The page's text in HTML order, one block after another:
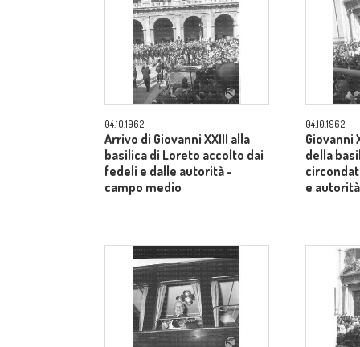
04.10.1962
Arrivo di Giovanni XXIII alla
basilica di Loreto accolto dai
fedeli e dalle autorità -
campo medio
04.10.1962
Giovanni
della
e